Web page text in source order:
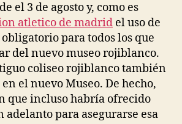
el 3 de agosto y, como es
atletico de madrid el uso de
para todos los que
del nuevo museo rojiblanco.
coliseo rojiblanco también
el nuevo Museo. De hecho,
que incluso habría ofrecido
adelanto para asegurarse esa